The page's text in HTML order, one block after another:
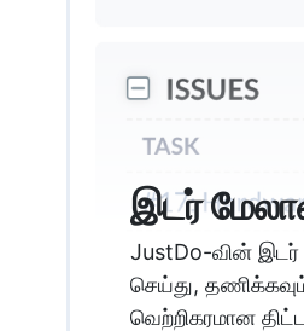
இடர்
JustDo-வின்
செய்து,
வெற்றிகரமான